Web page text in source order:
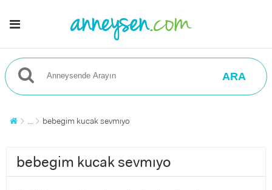
ARA
... bebegim kucak sevmıyo
bebegim kucak sevmıyo